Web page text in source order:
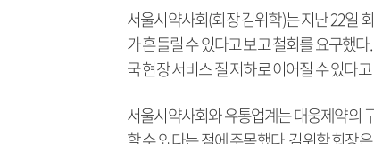
서울시약사회(회장 김위학)는 지난 22일
가 흔들릴 수 있다고 보고 철회를 요구했
국 현장 서비스 질 저하로 이어질 수 있다
서울시약사회와 유통업계는 대웅제약의